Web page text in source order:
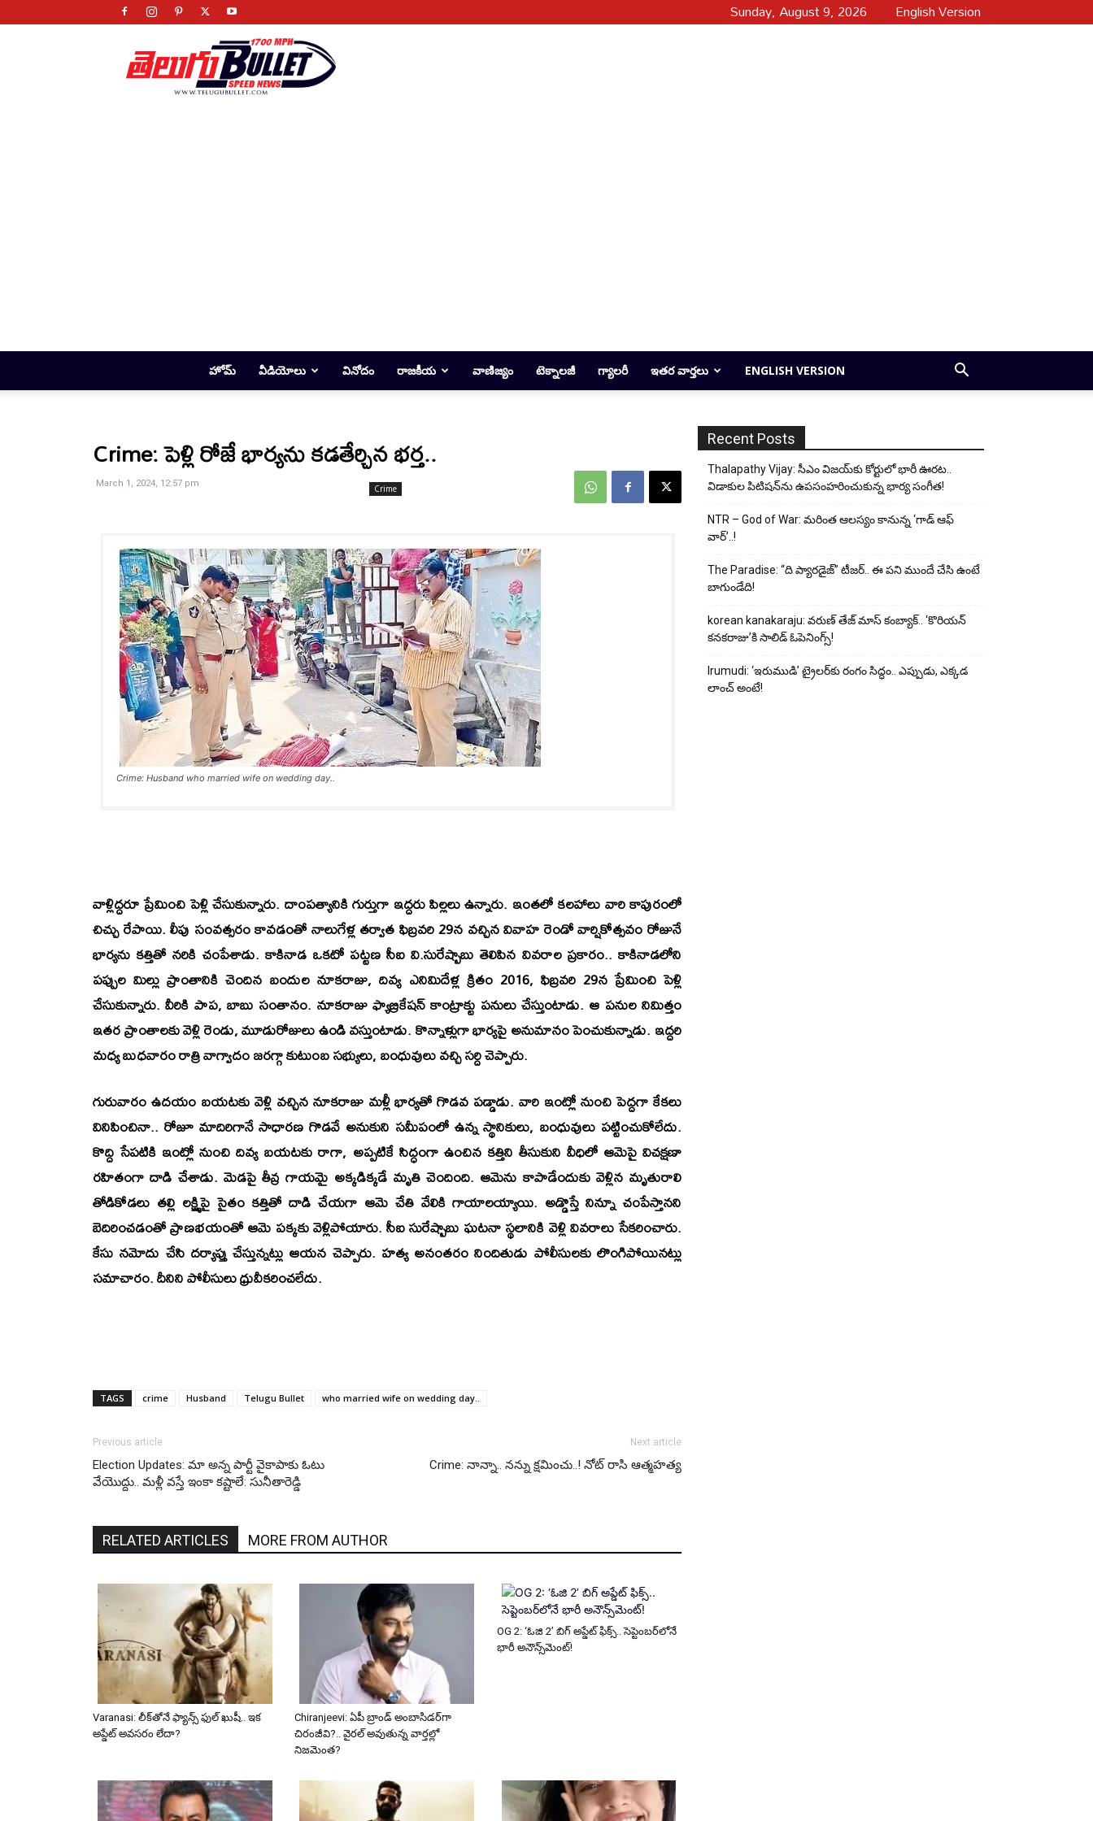
Sunday, August 9, 2026 English Version
Telugu
Bullet
హోమ్ వీడియోలు వినోదం రాజకీయ వాణిజ్యం టెక్నాలజీ గ్యాలరీ ఇతర వార్తలు ENGLISH VERSION
Crime
Crime: పెళ్లి రోజే భార్యను కడతేర్చిన భర్త..
March 1, 2024, 12:57 pm
Crime: Husband who married wife on wedding day..
వాళ్లిద్దరూ ప్రేమించి పెళ్లి చేసుకున్నారు. దాంపత్యానికి గుర్తుగా ఇద్దరు పిల్లలు ఉన్నారు. ఇంతలో కలహాలు వారి కాపురంలో
చిచ్చు రేపాయి. లీపు సంవత్సరం కావడంతో నాలుగేళ్ల తర్వాత ఫిబ్రవరి 29న వచ్చిన వివాహ రెండో వార్షికోత్సవం రోజునే
భార్యను కత్తితో నరికి చంపేశాడు. కాకినాడ ఒకటో పట్టణ సీఐ వి.సురేష్బాబు తెలిపిన వివరాల ప్రకారం.. కాకినాడలోని
పప్పుల మిల్లు ప్రాంతానికి చెందిన బందుల నూకరాజు, దివ్య ఎనిమిదేళ్ల క్రితం 2016, ఫిబ్రవరి 29న ప్రేమించి పెళ్లి
చేసుకున్నారు. వీరికి పాప, బాబు సంతానం. నూకరాజు ఫ్యాబ్రికేషన్ కాంట్రాక్టు పనులు చేస్తుంటాడు. ఆ పనుల నిమిత్తం
ఇతర ప్రాంతాలకు వెళ్లి రెండు, మూడురోజులు ఉండి వస్తుంటాడు. కొన్నాళ్లుగా భార్యపై అనుమానం పెంచుకున్నాడు. ఇద్దరి
మధ్య బుధవారం రాత్రి వాగ్వాదం జరగ్గా కుటుంబ సభ్యులు, బంధువులు వచ్చి సర్ది చెప్పారు.
గురువారం ఉదయం బయటకు వెళ్లి వచ్చిన నూకరాజు మళ్లీ భార్యతో గొడవ పడ్డాడు. వారి ఇంట్లో నుంచి పెద్దగా కేకలు
వినిపించినా.. రోజూ మాదిరిగానే సాధారణ గొడవే అనుకుని సమీపంలో ఉన్న స్థానికులు, బంధువులు పట్టించుకోలేదు.
కొద్ది సేపటికి ఇంట్లో నుంచి దివ్య బయటకు రాగా, అప్పటికే సిద్ధంగా ఉంచిన కత్తిని తీసుకుని వీధిలో ఆమెపై విచక్షణా
రహితంగా దాడి చేశాడు. మెడపై తీవ్ర గాయమై అక్కడిక్కడే మృతి చెందింది. ఆమెను కాపాడేందుకు వెళ్లిన మృతురాలి
తోడికోడలు తల్లి లక్ష్మిపై సైతం కత్తితో దాడి చేయగా ఆమె చేతి వేలికి గాయాలయ్యాయి. అడ్డొస్తే నిన్నూ చంపేస్తానని
బెదిరించడంతో ప్రాణభయంతో ఆమె పక్కకు వెళ్లిపోయారు. సీఐ సురేష్బాబు ఘటనా స్థలానికి వెళ్లి వివరాలు సేకరించారు.
కేసు నమోదు చేసి దర్యాప్తు చేస్తున్నట్లు ఆయన చెప్పారు. హత్య అనంతరం నిందితుడు పోలీసులకు లొంగిపోయినట్లు
సమాచారం. దీనిని పోలీసులు ధ్రువీకరించలేదు.
TAGS crime Husband Telugu Bullet who married wife on wedding day..
Previous article
Election Updates: మా అన్న పార్టీ వైకాపాకు ఓటు
వేయొద్దు.. మళ్లీ వస్తే ఇంకా కష్టాలే: సునీతారెడ్డి
Next article
Crime: నాన్నా.. నన్ను క్షమించు..! నోట్ రాసి ఆత్మహత్య
RELATED ARTICLES MORE FROM AUTHOR
Varanasi: లీక్‌తోనే ఫ్యాన్స్ ఫుల్ ఖుషీ.. ఇక
అప్డేట్ అవసరం లేదా?
Chiranjeevi: ఏపీ బ్రాండ్ అంబాసిడర్‌గా
చిరంజీవి?.. వైరల్ అవుతున్న వార్తల్లో
నిజమెంత?
OG 2: ‘ఓజి 2’ బిగ్ అప్డేట్ ఫిక్స్.. సెప్టెంబర్‌లోనే
భారీ అనౌన్స్‌మెంట్!
Recent Posts
Thalapathy Vijay: సీఎం విజయ్‌కు కోర్టులో భారీ ఊరట..
విడాకుల పిటిషన్‌ను ఉపసంహరించుకున్న భార్య సంగీత!
NTR – God of War: మరింత ఆలస్యం కానున్న ‘గాడ్ ఆఫ్
వార్’..!
The Paradise: “ది ప్యారడైజ్” టీజర్.. ఈ పని ముందే చేసి ఉంటే
బాగుండేది!
korean kanakaraju: వరుణ్ తేజ్ మాస్ కంబ్యాక్.. ‘కొరియన్
కనకరాజు’కి సాలిడ్ ఓపెనింగ్స్!
Irumudi: ‘ఇరుముడి’ ట్రైలర్‌కు రంగం సిద్ధం.. ఎప్పుడు, ఎక్కడ
లాంచ్ అంటే!